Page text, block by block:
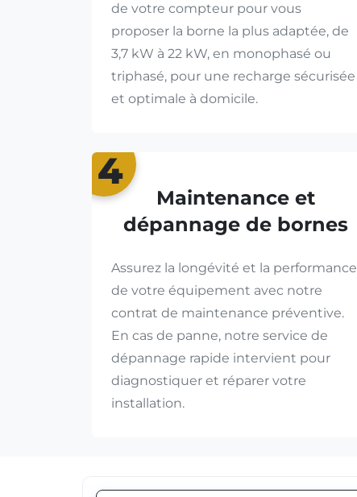
de votre compteur pour vous
proposer la borne la plus adaptée, de
3,7 kW à 22 kW, en monophasé ou
triphasé, pour une recharge sécurisée
et optimale à domicile.
4
Maintenance et
dépannage de bornes
Assurez la longévité et la performance
de votre équipement avec notre
contrat de maintenance préventive.
En cas de panne, notre service de
dépannage rapide intervient pour
diagnostiquer et réparer votre
installation.